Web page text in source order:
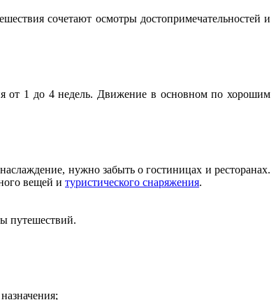
сочетают осмотры достопримечательностей и
от 1 до 4 недель. Движение в основном по хорошим
нужно забыть о гостиницах и ресторанах.
вещей и туристического снаряжения.
путешествий.